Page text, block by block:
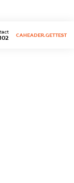
CAHEADER.GETTEST